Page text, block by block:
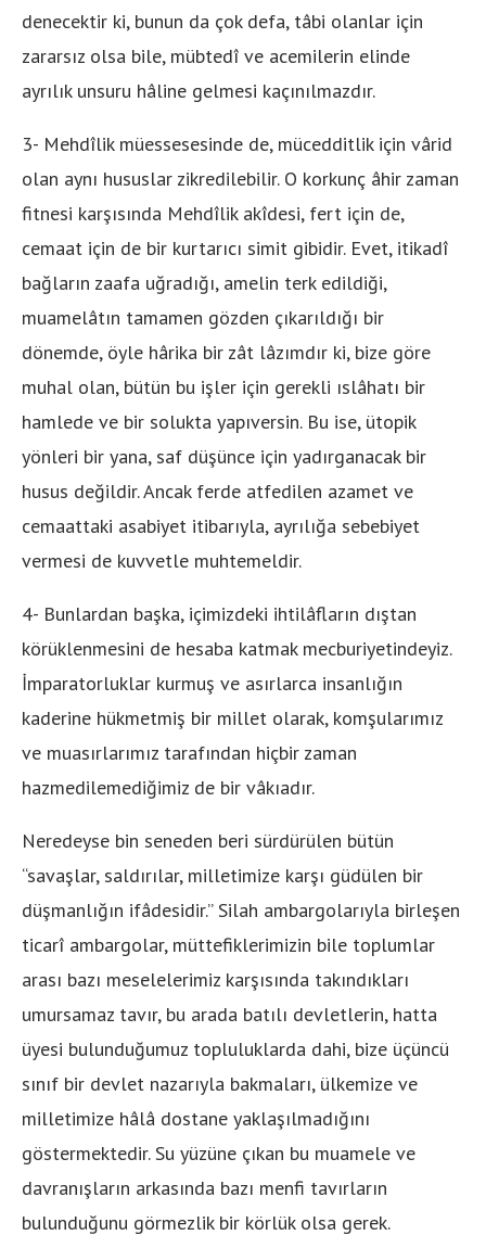
denecektir ki, bunun da çok defa, tâbi olanlar için
zararsız olsa bile, mübtedî ve acemilerin elinde
ayrılık unsuru hâline gelmesi kaçınılmazdır.
3- Mehdîlik müessesesinde de, mücedditlik için vârid
olan aynı hususlar zikredilebilir. O korkunç âhir zaman
fitnesi karşısında Mehdîlik akîdesi, fert için de,
cemaat için de bir kurtarıcı simit gibidir. Evet, itikadî
bağların zaafa uğradığı, amelin terk edildiği,
muamelâtın tamamen gözden çıkarıldığı bir
dönemde, öyle hârika bir zât lâzımdır ki, bize göre
muhal olan, bütün bu işler için gerekli ıslâhatı bir
hamlede ve bir solukta yapıversin. Bu ise, ütopik
yönleri bir yana, saf düşünce için yadırganacak bir
husus değildir. Ancak ferde atfedilen azamet ve
cemaattaki asabiyet itibarıyla, ayrılığa sebebiyet
vermesi de kuvvetle muhtemeldir.
4- Bunlardan başka, içimizdeki ihtilâfların dıştan
körüklenmesini de hesaba katmak mecburiyetindeyiz.
İmparatorluklar kurmuş ve asırlarca insanlığın
kaderine hükmetmiş bir millet olarak, komşularımız
ve muasırlarımız tarafından hiçbir zaman
hazmedilemediğimiz de bir vâkıadır.
Neredeyse bin seneden beri sürdürülen bütün
“savaşlar, saldırılar, milletimize karşı güdülen bir
düşmanlığın ifâdesidir.” Silah ambargolarıyla birleşen
ticarî ambargolar, müttefiklerimizin bile toplumlar
arası bazı meselelerimiz karşısında takındıkları
umursamaz tavır, bu arada batılı devletlerin, hatta
üyesi bulunduğumuz topluluklarda dahi, bize üçüncü
sınıf bir devlet nazarıyla bakmaları, ülkemize ve
milletimize hâlâ dostane yaklaşılmadığını
göstermektedir. Su yüzüne çıkan bu muamele ve
davranışların arkasında bazı menfi tavırların
bulunduğunu görmezlik bir körlük olsa gerek.